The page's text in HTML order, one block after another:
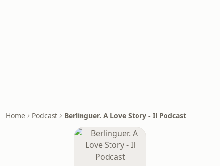
Home Podcast Berlinguer. A Love Story - Il Podcast